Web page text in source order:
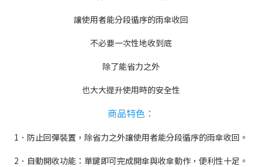
讓使用者能分段循序的雨傘收回
不必要一次性地收到底
除了能省力之外
也大大提升使用時的安全性
商品特色：
1．防止回彈裝置，除省力之外讓使用者能分段循序的雨傘收回。
2．自動開收功能：單鍵即可完成開傘與收傘動作，便利性十足。